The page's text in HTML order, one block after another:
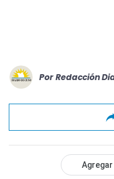
Por Redacción
Agregar